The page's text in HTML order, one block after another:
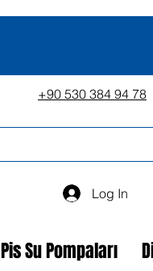
Log In
Pis Su Pompaları
+90 530 384 94 78